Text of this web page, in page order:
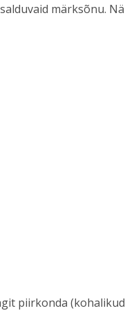
märksõnu.
piirkonda